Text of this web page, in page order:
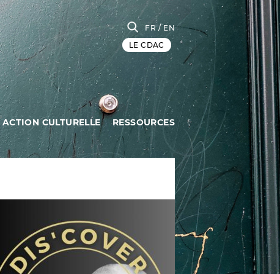
FR / EN
LE CDAC
ACTION CULTURELLE RESSOURCES